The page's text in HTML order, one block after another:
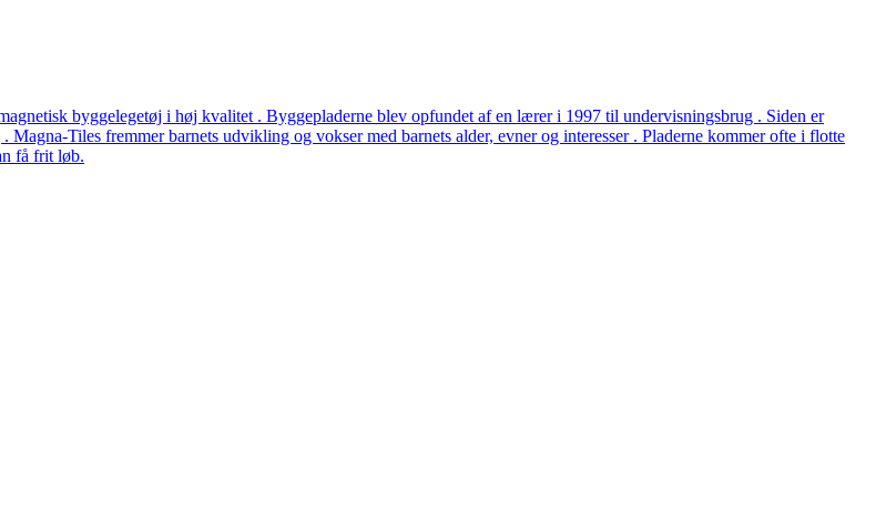
byggelegetøj i høj kvalitet . Byggepladerne blev opfundet af en lærer i 1997 til undervisningsbrug . Siden er
Tiles fremmer barnets udvikling og vokser med barnets alder, evner og interesser . Pladerne kommer ofte i flotte
få frit løb.